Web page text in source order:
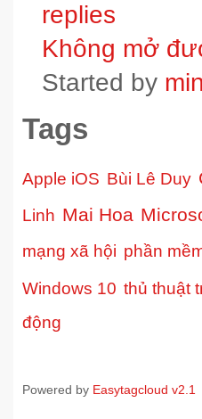
replies
Không mở
Started by
Tags
Apple iOS Bùi Lê Duy
Linh Mai Hoa
mạng xã hội phần
Windows 10 thủ thuật
động
Powered by Easytagcloud v2.1